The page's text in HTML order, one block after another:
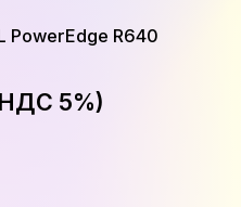
PowerEdge R640
5%)